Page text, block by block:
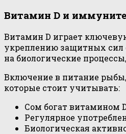
Витамин D и
Витамин D играет
укреплению защитных сил
на биологические
Включение в питание рыбы,
которые стоит учитывать:
Сом богат витамином
Регулярное
Биологическая